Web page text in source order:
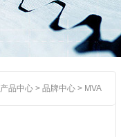
产品中心 > 品牌中心 > MVA